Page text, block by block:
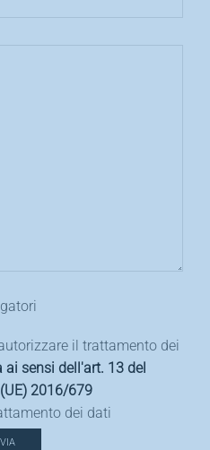
il trattamento dei
ai sensi dell'art. 13 del
2016/679
dei dati